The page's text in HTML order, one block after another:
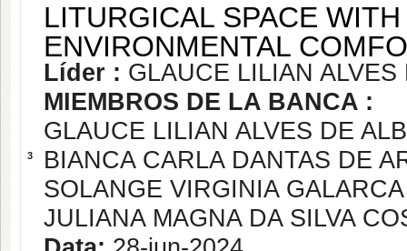
3
LITURGICAL SPACE
ENVIRONMENTAL
Líder : GLAUCE LILIAN
MIEMBROS DE LA BANCA :
GLAUCE LILIAN ALVES DE
BIANCA CARLA DANTAS DE
SOLANGE VIRGINIA
JULIANA MAGNA DA SILVA